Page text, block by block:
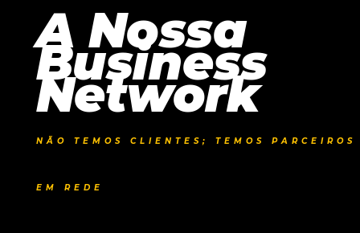
A Nossa
Business
Network
NÃO TEMOS CLIENTES; TEMOS PARCEIROS
EM REDE